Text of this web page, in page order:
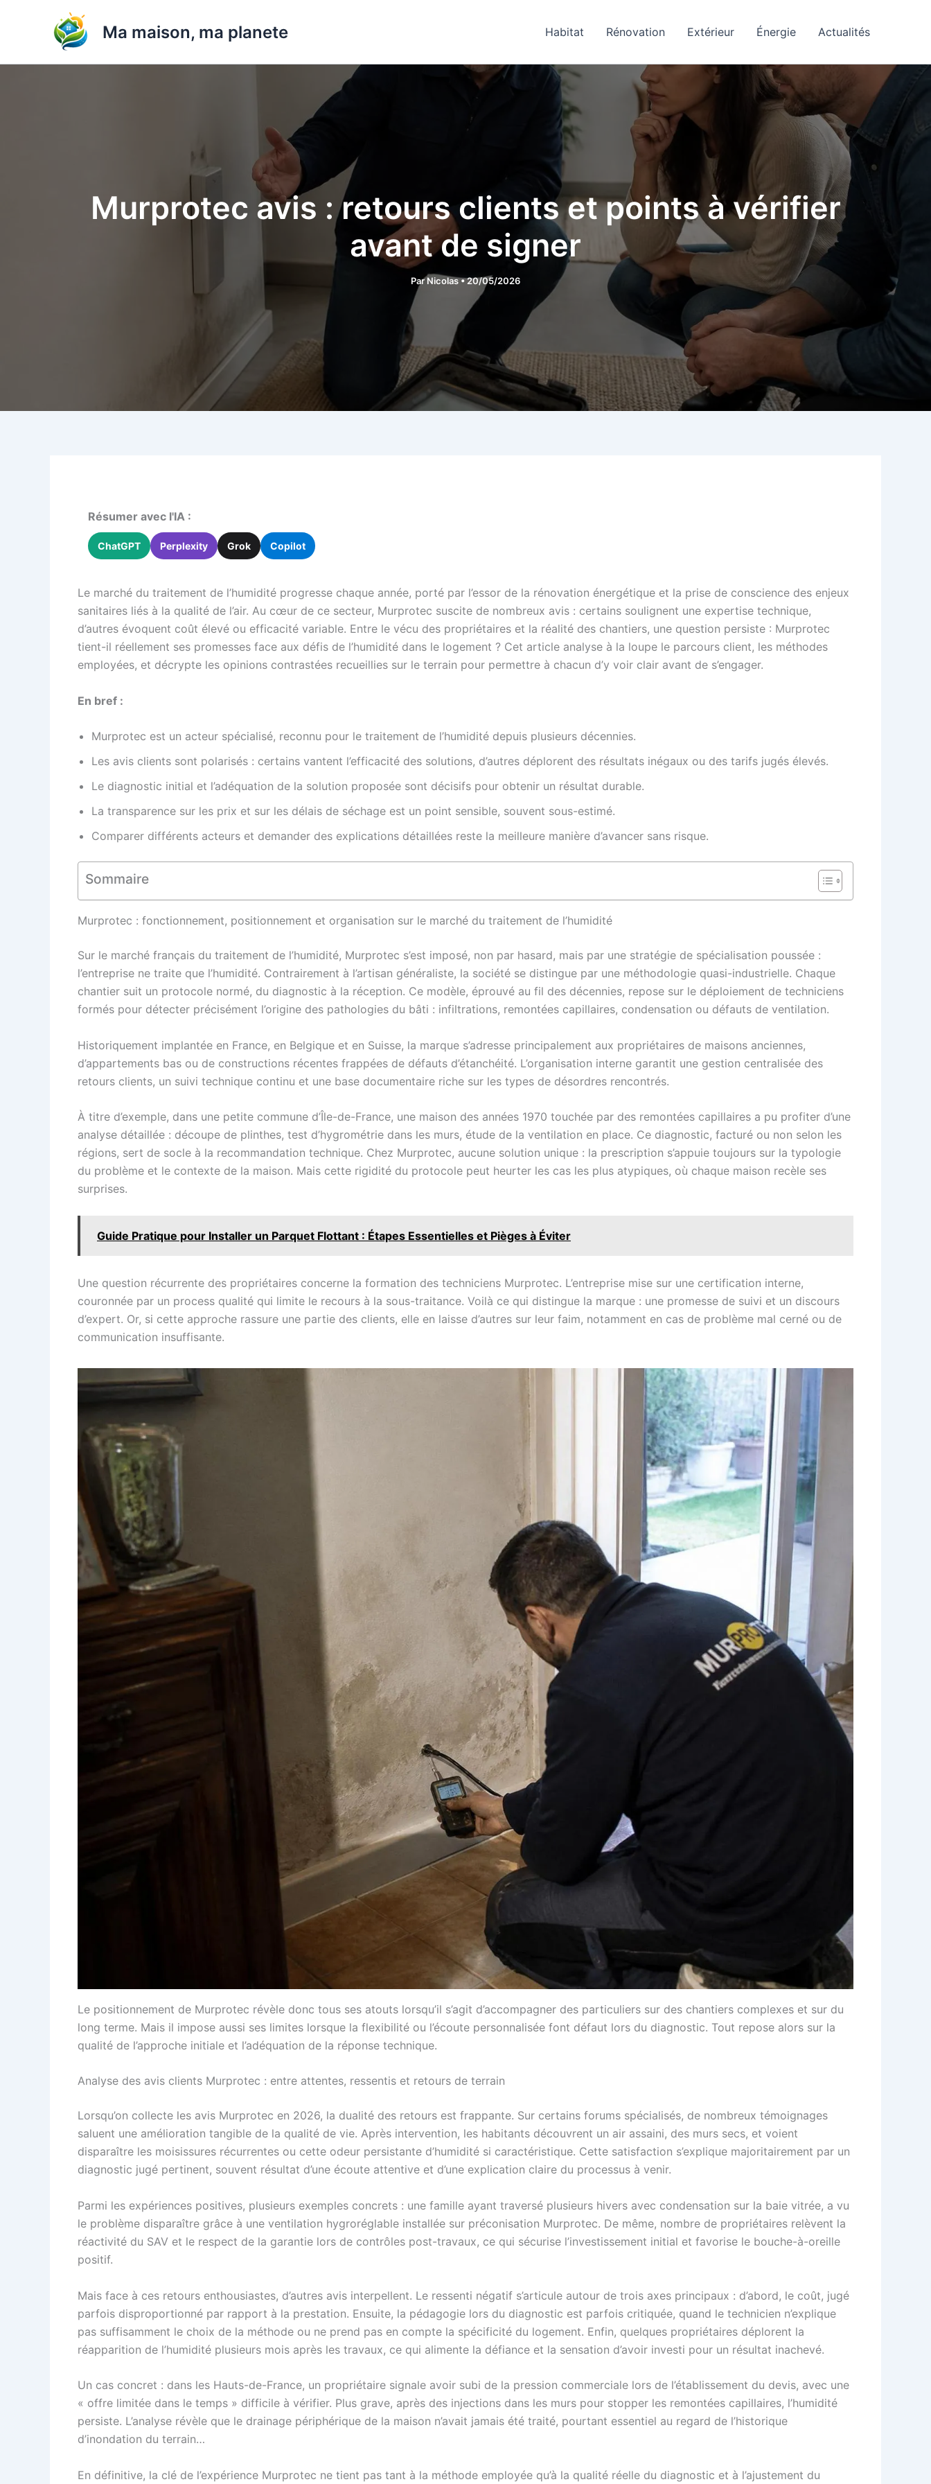
Ma maison, ma planete Habitat Rénovation Extérieur Énergie Actualités
Murprotec avis : retours clients et points à vérifier
avant de signer
ParNicolas•20/05/2026
Résumer avec l'IA :
ChatGPT Perplexity Grok Copilot
Le marché du traitement de l’humidité progresse chaque année, porté par l’essor de la rénovation énergétique et la prise de conscience des enjeux
sanitaires liés à la qualité de l’air. Au cœur de ce secteur, Murprotec suscite de nombreux avis : certains soulignent une expertise technique,
d’autres évoquent coût élevé ou efficacité variable. Entre le vécu des propriétaires et la réalité des chantiers, une question persiste : Murprotec
tient-il réellement ses promesses face aux défis de l’humidité dans le logement ? Cet article analyse à la loupe le parcours client, les méthodes
employées, et décrypte les opinions contrastées recueillies sur le terrain pour permettre à chacun d’y voir clair avant de s’engager.
En bref :
Murprotec est un acteur spécialisé, reconnu pour le traitement de l’humidité depuis plusieurs décennies.
Les avis clients sont polarisés : certains vantent l’efficacité des solutions, d’autres déplorent des résultats inégaux ou des tarifs jugés élevés.
Le diagnostic initial et l’adéquation de la solution proposée sont décisifs pour obtenir un résultat durable.
La transparence sur les prix et sur les délais de séchage est un point sensible, souvent sous-estimé.
Comparer différents acteurs et demander des explications détaillées reste la meilleure manière d’avancer sans risque.
Sommaire
Murprotec : fonctionnement, positionnement et organisation sur le marché du traitement de l’humidité
Sur le marché français du traitement de l’humidité, Murprotec s’est imposé, non par hasard, mais par une stratégie de spécialisation poussée :
l’entreprise ne traite que l’humidité. Contrairement à l’artisan généraliste, la société se distingue par une méthodologie quasi-industrielle. Chaque
chantier suit un protocole normé, du diagnostic à la réception. Ce modèle, éprouvé au fil des décennies, repose sur le déploiement de techniciens
formés pour détecter précisément l’origine des pathologies du bâti : infiltrations, remontées capillaires, condensation ou défauts de ventilation.
Historiquement implantée en France, en Belgique et en Suisse, la marque s’adresse principalement aux propriétaires de maisons anciennes,
d’appartements bas ou de constructions récentes frappées de défauts d’étanchéité. L’organisation interne garantit une gestion centralisée des
retours clients, un suivi technique continu et une base documentaire riche sur les types de désordres rencontrés.
À titre d’exemple, dans une petite commune d’Île-de-France, une maison des années 1970 touchée par des remontées capillaires a pu profiter d’une
analyse détaillée : découpe de plinthes, test d’hygrométrie dans les murs, étude de la ventilation en place. Ce diagnostic, facturé ou non selon les
régions, sert de socle à la recommandation technique. Chez Murprotec, aucune solution unique : la prescription s’appuie toujours sur la typologie
du problème et le contexte de la maison. Mais cette rigidité du protocole peut heurter les cas les plus atypiques, où chaque maison recèle ses
surprises.
Guide Pratique pour Installer un Parquet Flottant : Étapes Essentielles et Pièges à Éviter
Une question récurrente des propriétaires concerne la formation des techniciens Murprotec. L’entreprise mise sur une certification interne,
couronnée par un process qualité qui limite le recours à la sous-traitance. Voilà ce qui distingue la marque : une promesse de suivi et un discours
d’expert. Or, si cette approche rassure une partie des clients, elle en laisse d’autres sur leur faim, notamment en cas de problème mal cerné ou de
communication insuffisante.
Le positionnement de Murprotec révèle donc tous ses atouts lorsqu’il s’agit d’accompagner des particuliers sur des chantiers complexes et sur du
long terme. Mais il impose aussi ses limites lorsque la flexibilité ou l’écoute personnalisée font défaut lors du diagnostic. Tout repose alors sur la
qualité de l’approche initiale et l’adéquation de la réponse technique.
Analyse des avis clients Murprotec : entre attentes, ressentis et retours de terrain
Lorsqu’on collecte les avis Murprotec en 2026, la dualité des retours est frappante. Sur certains forums spécialisés, de nombreux témoignages
saluent une amélioration tangible de la qualité de vie. Après intervention, les habitants découvrent un air assaini, des murs secs, et voient
disparaître les moisissures récurrentes ou cette odeur persistante d’humidité si caractéristique. Cette satisfaction s’explique majoritairement par un
diagnostic jugé pertinent, souvent résultat d’une écoute attentive et d’une explication claire du processus à venir.
Parmi les expériences positives, plusieurs exemples concrets : une famille ayant traversé plusieurs hivers avec condensation sur la baie vitrée, a vu
le problème disparaître grâce à une ventilation hygroréglable installée sur préconisation Murprotec. De même, nombre de propriétaires relèvent la
réactivité du SAV et le respect de la garantie lors de contrôles post-travaux, ce qui sécurise l’investissement initial et favorise le bouche-à-oreille
positif.
Mais face à ces retours enthousiastes, d’autres avis interpellent. Le ressenti négatif s’articule autour de trois axes principaux : d’abord, le coût, jugé
parfois disproportionné par rapport à la prestation. Ensuite, la pédagogie lors du diagnostic est parfois critiquée, quand le technicien n’explique
pas suffisamment le choix de la méthode ou ne prend pas en compte la spécificité du logement. Enfin, quelques propriétaires déplorent la
réapparition de l’humidité plusieurs mois après les travaux, ce qui alimente la défiance et la sensation d’avoir investi pour un résultat inachevé.
Un cas concret : dans les Hauts-de-France, un propriétaire signale avoir subi de la pression commerciale lors de l’établissement du devis, avec une
« offre limitée dans le temps » difficile à vérifier. Plus grave, après des injections dans les murs pour stopper les remontées capillaires, l’humidité
persiste. L’analyse révèle que le drainage périphérique de la maison n’avait jamais été traité, pourtant essentiel au regard de l’historique
d’inondation du terrain…
En définitive, la clé de l’expérience Murprotec ne tient pas tant à la méthode employée qu’à la qualité réelle du diagnostic et à l’ajustement du